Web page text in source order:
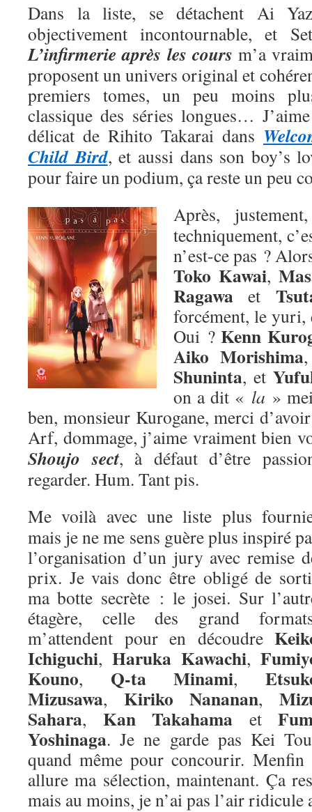
Dans la liste, se détachent Ai
objectivement incontournable, et
L’infirmerie après les cours m’a
proposent un univers original et
premiers tomes, un peu moins
classique des séries longues…
délicat de Rihito Takarai dans
Child Bird, et aussi dans son boy’s
pour faire un podium, ça reste un peu
Après,
techniquement,
n’est-ce pas ?
Toko Kawai,
Ragawa et
forcément, le yuri,
Oui ?Kenn
Aiko Morishima
Shuninta, et
on a dit « la »
ben, monsieur Kurogane, merci
Arf, dommage, j’aime vraiment bien
Shoujo sect, à défaut d’être
regarder. Hum. Tant pis.
Me voilà avec une liste plus
mais je ne me sens guère plus inspiré
l’organisation d’un jury avec remise
prix. Je vais donc être obligé de
ma botte secrète : le josei. Sur
étagère, celle des grand
m’attendent pour en découdre
Ichiguchi, Haruka Kawachi,
Kouno, Q-ta Minami,
Mizusawa, Kiriko Nananan,
Sahara, Kan Takahama et
Yoshinaga. Je ne garde pas Kei
quand même pour concourir.
allure ma sélection, maintenant. Ça
mais au moins, je n’ai pas l’air ridicule